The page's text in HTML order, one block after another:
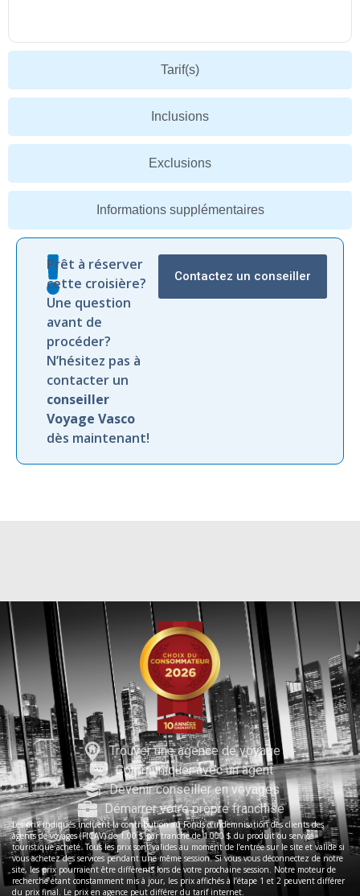
Tarif(s)
Inclusions
Exclusions
Informations supplémentaires
Prêt à réserver
cette croisière?
Une question
avant de
procéder?
N’hésitez pas à
contacter un
conseiller
Voyage Vasco
dès maintenant!
Contactez un conseiller
Trouver une agence de voyage
Communiquer avec un agent
Devenir conseiller en voyages
Démarrer votre propre franchise
Les prix indiqués incluent la contribution au Fonds d’indemnisation des clients des
agents de voyages (FICAV) de 1,00 $ par tranche de 1 000 $ du produit ou service
touristique acheté. Tous les prix sont valides au moment de l’entrée sur le site et valide si
vous achetez des services pendant une même session. Si vous vous déconnectez de notre
site, les prix pourraient être différents lors de votre prochaine session. Notre moteur de
recherche étant constamment mis à jour, les prix affichés à l’étape 1 et 2 peuvent différer
du prix final. Le prix en agence peut différer du tarif internet.